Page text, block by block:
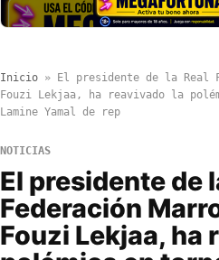
Inicio »
El presidente de la Real
Fouzi Lekjaa, ha reavivado la
Lamine Yamal de rep
NOTICIAS
El presidente de
Federación
Fouzi Lekjaa, ha